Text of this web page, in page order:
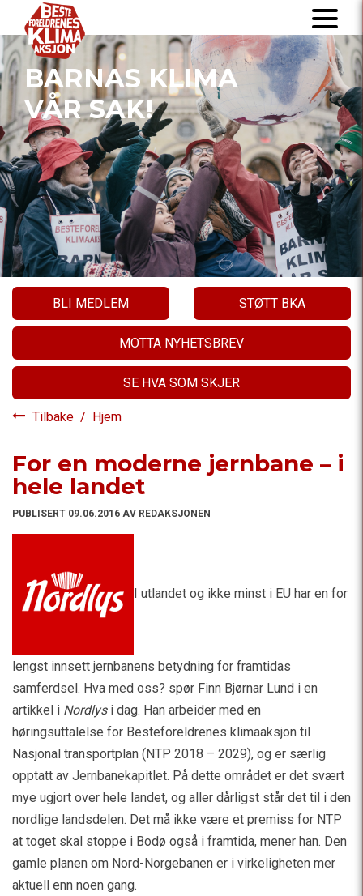
BARNAS KLIMA
VÅR SAK!
BLI MEDLEM STØTT BKA
MOTTA NYHETSBREV
SE HVA SOM SKJER
Tilbake / Hjem
For en moderne jernbane – i
hele landet
PUBLISERT 09.06.2016 AV REDAKSJONEN
I utlandet og ikke minst i EU har en for
lengst innsett jernbanens betydning for framtidas
samferdsel. Hva med oss? spør Finn Bjørnar Lund i en
artikkel i Nordlysi dag. Han arbeider med en
høringsuttalelse for Besteforeldrenes klimaaksjon til
Nasjonal transportplan (NTP 2018 – 2029), og er særlig
opptatt av Jernbanekapitlet. På dette området er det svært
mye ugjort over hele landet, og aller dårligst står det til i den
nordlige landsdelen. Det må ikke være et premiss for NTP
at toget skal stoppe i Bodø også i framtida, mener han. Den
gamle planen om Nord-Norgebanen er i virkeligheten mer
aktuell enn noen gang.